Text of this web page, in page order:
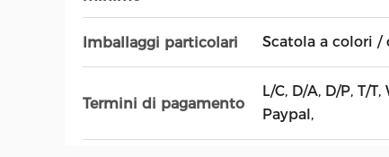
Imballaggi particolari Scatola a colori /
Termini di pagamento
L/C, D/A, D/P, T/
Paypal,